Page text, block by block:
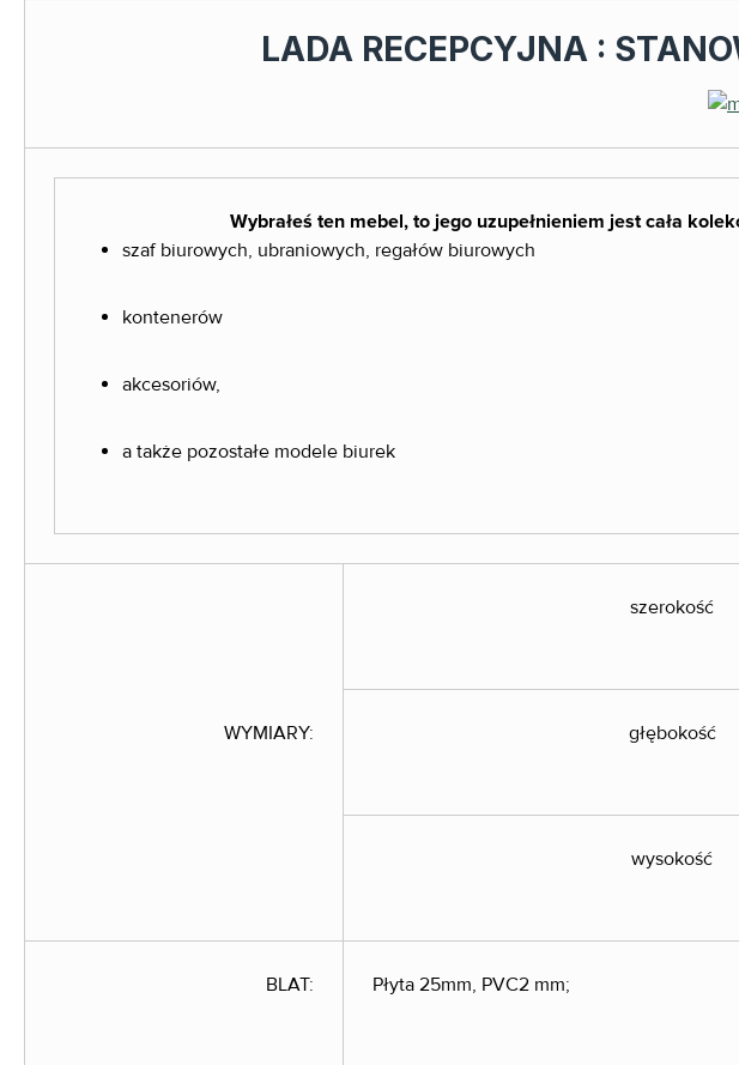
LADA RECEPCYJNA :
Wybrałeś ten mebel, to jego uzupełnieniem jest cała
szaf biurowych, ubraniowych, regałów biurowych
kontenerów
akcesoriów,
a także pozostałe modele biurek
WYMIARY:
szerokość
głębokość
wysokość
BLAT: Płyta 25mm, PVC2 mm;